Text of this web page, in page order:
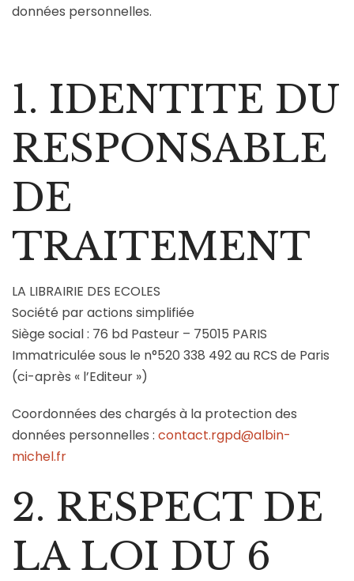
données personnelles.
1. IDENTITE DU
RESPONSABLE
DE
TRAITEMENT
LA LIBRAIRIE DES ECOLES
Société par actions simplifiée
Siège social : 76 bd Pasteur – 75015 PARIS
Immatriculée sous le n°520 338 492 au RCS de Paris
(ci-après « l’Editeur »)
Coordonnées des chargés à la protection des
données personnelles : contact.rgpd@albin-
michel.fr
2. RESPECT DE
LA LOI DU 6